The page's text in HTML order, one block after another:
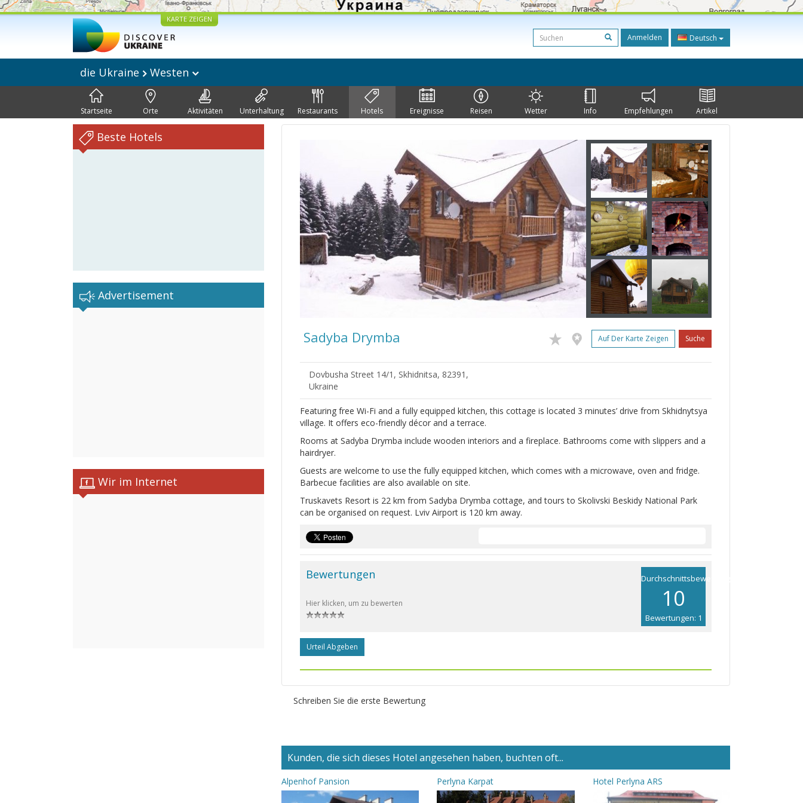
KARTE ZEIGEN
Anmelden Deutsch
die Ukraine Westen
Startseite Orte Aktivitäten Unterhaltung Restaurants Hotels Ereignisse Reisen Wetter Info Empfehlungen Artikel
Beste Hotels
Advertisement
Wir im Internet
Sadyba Drymba Auf Der Karte Zeigen Suche
Dovbusha Street 14/1, Skhidnitsa, 82391,
Ukraine
Featuring free Wi-Fi and a fully equipped kitchen, this cottage is located 3 minutes’ drive from Skhidnytsya
village. It offers eco-friendly décor and a terrace.
Rooms at Sadyba Drymba include wooden interiors and a fireplace. Bathrooms come with slippers and a
hairdryer.
Guests are welcome to use the fully equipped kitchen, which comes with a microwave, oven and fridge.
Barbecue facilities are also available on site.
Truskavets Resort is 22 km from Sadyba Drymba cottage, and tours to Skolivski Beskidy National Park
can be organised on request. Lviv Airport is 120 km away.
Durchschnittsbewertung
10
Bewertungen: 1
Bewertungen
Hier klicken, um zu bewerten
Urteil Abgeben
Schreiben Sie die erste Bewertung
Kunden, die sich dieses Hotel angesehen haben, buchten oft...
Alpenhof Pansion Perlyna Karpat Hotel Perlyna ARS